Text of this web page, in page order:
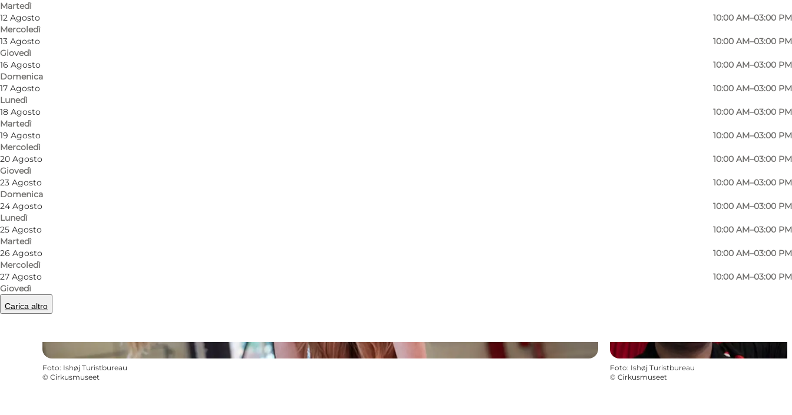
Martedì
12 Agosto
Mercoledì
10:00 AM–03:00 PM
13 Agosto
Giovedì
10:00 AM–03:00 PM
16 Agosto
Domenica
10:00 AM–03:00 PM
17 Agosto
Lunedì
10:00 AM–03:00 PM
18 Agosto
Martedì
10:00 AM–03:00 PM
19 Agosto
Mercoledì
10:00 AM–03:00 PM
20 Agosto
Giovedì
10:00 AM–03:00 PM
23 Agosto
Domenica
10:00 AM–03:00 PM
24 Agosto
Lunedì
10:00 AM–03:00 PM
25 Agosto
Martedì
10:00 AM–03:00 PM
26 Agosto
Mercoledì
10:00 AM–03:00 PM
27 Agosto
Giovedì
10:00 AM–03:00 PM
Carica altro
Foto: Ishøj Turistbureau
© Cirkusmuseet
Foto: Ishøj Turistbureau
© Cirkusmuseet